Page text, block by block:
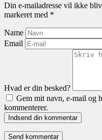
Din e-mailadresse vil ikke
markeret med *
Name
Email
Hvad er din besked?
Gem mit navn, e-mail og
kommenterer.
Indsend din kommentar